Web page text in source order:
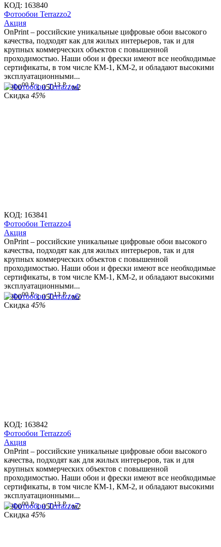
КОД: 163840
Фотообои Terrazzo2
Aкция
OnPrint – российские уникальные цифровые обои высокого
качества, подходят как для жилых интерьеров, так и для
крупных коммерческих объектов с повышенной
проходимостью. Наши обои и фрески имеют все необходимые
сертификаты, в том числе КМ-1, КМ-2, и обладают высокими
эксплуатационными...
1 90000 Р 1 05013 Р / м2
Скидка 45%
КОД: 163841
Фотообои Terrazzo4
Aкция
OnPrint – российские уникальные цифровые обои высокого
качества, подходят как для жилых интерьеров, так и для
крупных коммерческих объектов с повышенной
проходимостью. Наши обои и фрески имеют все необходимые
сертификаты, в том числе КМ-1, КМ-2, и обладают высокими
эксплуатационными...
1 90000 Р 1 05013 Р / м2
Скидка 45%
КОД: 163842
Фотообои Terrazzo6
Aкция
OnPrint – российские уникальные цифровые обои высокого
качества, подходят как для жилых интерьеров, так и для
крупных коммерческих объектов с повышенной
проходимостью. Наши обои и фрески имеют все необходимые
сертификаты, в том числе КМ-1, КМ-2, и обладают высокими
эксплуатационными...
1 90000 Р 1 05013 Р / м2
Скидка 45%